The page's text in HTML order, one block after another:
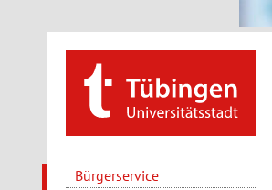
Bürgerservice